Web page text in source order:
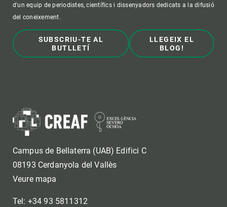
d'un equip de periodistes, científics i dissenyadors dedicats a la difusió
del coneixement.
SUBSCRIU-TE AL
BUTLLETÍ
LLEGEIX EL
BLOG!
Campus de Bellaterra (UAB) Edifici C
08193 Cerdanyola del Vallès
Veure mapa
Tel: +34 93 5811312